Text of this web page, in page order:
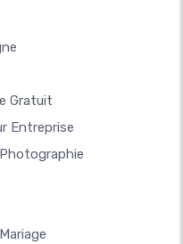
Gratuit
Entreprise